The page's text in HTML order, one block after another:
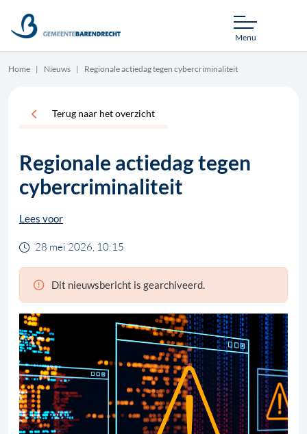
Menu
Home Nieuws Regionale actiedag tegen cybercriminaliteit
Terug naar het overzicht
Regionale actiedag tegen
cybercriminaliteit
Lees voor
28 mei 2026, 10:15
Dit nieuwsbericht is gearchiveerd.